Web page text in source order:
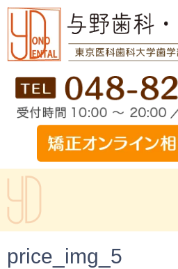
price_img_5